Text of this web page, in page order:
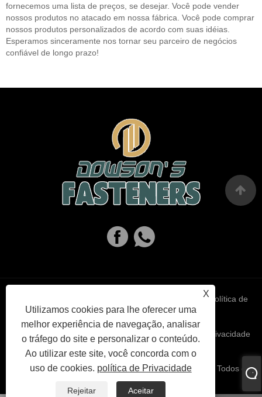
fornecemos uma lista de preços, se desejar. Você pode vender
nossos produtos no atacado em nossa fábrica. Você pode comprar
nossos produtos personalizados de acordo com suas idéias.
Esperamos sinceramente nos tornar seu parceiro de negócios
confiável de longo prazo!
X
Utilizamos cookies para lhe oferecer uma
melhor experiência de navegação, analisar
o tráfego do site e personalizar o conteúdo.
Ao utilizar este site, você concorda com o
uso de cookies. política de Privacidade
Rejeitar Aceitar
política de
Privacidade
Copyright © 2023 Haiyan Dowson’s Fasteners Co,.Ltd. Todos os
direitos reservados.